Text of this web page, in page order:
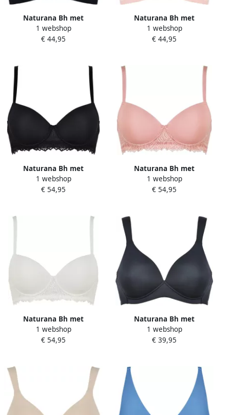
Naturana Bh met
steuncups The Sunday
zonder beugel zacht
1 webshop
€ 44,95
Naturana Bh met
steuncups The Sunday
zonder beugel zacht
1 webshop
€ 44,95
Naturana Bh met
steuncups The Friday met
beugel met kant vrouwelijk
1 webshop
€ 54,95
Naturana Bh met
steuncups The Friday met
beugel met kant vrouwelijk
1 webshop
€ 54,95
Naturana Bh met
steuncups The Friday met
beugel met kant vrouwelijk
1 webshop
€ 54,95
Naturana Bh met
steuncups The Wednesday
uitneembare pads brede
1 webshop
€ 39,95